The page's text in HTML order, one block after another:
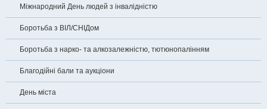
Міжнародний День людей з інвалідністю
Боротьба з ВІЛ/СНІДом
Боротьба з нарко- та алкозалежністю, тютюнопалінням
Благодійні бали та аукціони
День міста